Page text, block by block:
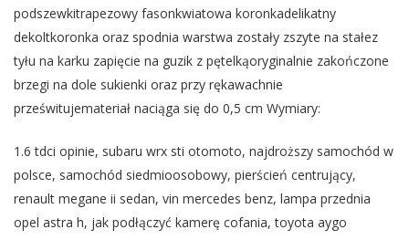
podszewkitrapezowy fasonkwiatowa koronkadelikatny
dekoltkoronka oraz spodnia warstwa zostały zszyte na stałez
tyłu na karku zapięcie na guzik z pętelkąoryginalnie zakończone
brzegi na dole sukienki oraz przy rękawachnie
prześwitujemateriał naciąga się do 0,5 cm Wymiary:
1.6 tdci opinie, subaru wrx sti otomoto, najdroższy samochód w
polsce, samochód siedmioosobowy, pierścień centrujący,
renault megane ii sedan, vin mercedes benz, lampa przednia
opel astra h, jak podłączyć kamerę cofania, toyota aygo